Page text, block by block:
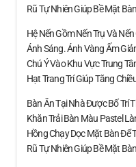
Rũ Tự Nhiên Giúp Bề Mặt
Hệ Nến Gồm Nến Trụ Và
Ánh Sáng. Ánh Vàng Ấm
Chú Ý Vào Khu Vực Trung
Hạt Trang Trí Giúp Tăng
Bàn Ăn Tại Nhà Được Bố Trí
Khăn Trải Bàn Màu Pastel
Hồng Chạy Dọc Mặt Bàn Để
Rũ Tự Nhiên Giúp Bề Mặt